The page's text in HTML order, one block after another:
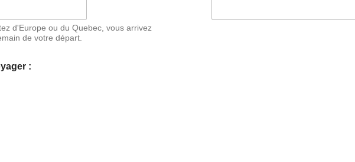
d'Europe ou du Quebec, vous arrivez
de votre départ.
: